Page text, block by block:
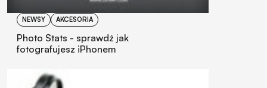
NEWSY AKCESORIA
Photo Stats - sprawdź jak
fotografujesz iPhonem